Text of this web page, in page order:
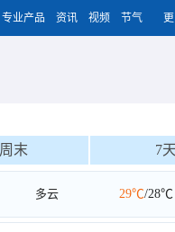
专业产品 资讯 视频 节气
周末 7天
多云 29℃/28℃